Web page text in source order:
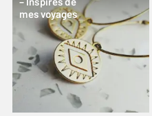
mes voyages